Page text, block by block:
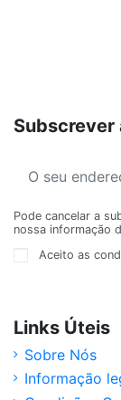
Pode cancelar a
nossa informação
Aceito as
Links Úteis
Sobre Nós
Informação